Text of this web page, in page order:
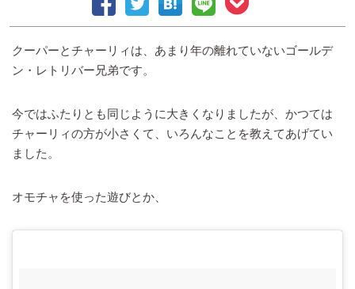
クーパーとチャーリィは、あまり年の離れていないゴールデ
ン・レトリバー兄弟です。
今ではふたりとも同じように大きくなりましたが、かつては
チャーリィの方が小さくて、いろんなことを教えてあげてい
ました。
オモチャを使った遊びとか、